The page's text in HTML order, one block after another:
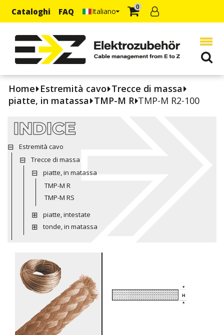
Cataloghi FAQ Italiano 0
Home Estremità cavo Trecce di massa
piatte, in matassa TMP-M R TMP-M R2-100
INDICE
Estremità cavo
Trecce di massa
piatte, in matassa
TMP-M R
TMP-M RS
piatte, intestate
tonde, in matassa